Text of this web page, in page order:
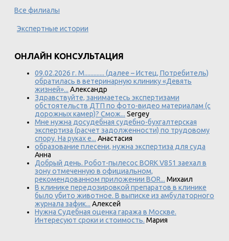
Все филиалы
Экспертные истории
ОНЛАЙН КОНСУЛЬТАЦИЯ
09.02.2026 г. М............. (далее – Истец, Потребитель)
обратилась в ветеринарную клинику «Девять
жизней»... Александр
Здравствуйте, занимаетесь экспертизами
обстоятельств ДТП по фото-видео материалам (с
дорожных камер)? Смож... Sergey
Мне нужна досудебная судебно-бухгалтерская
экспертиза (расчет задолженности) по трудовому
спору. На руках е... Анастасия
образование плесени, нужна экспертиза для суда
Анна
Добрый день. Робот-пылесос BORK V851 заехал в
зону отмеченную в официальном,
рекомендованном приложении BOR... Михаил
В клинике передозировкой препаратов в клинике
было убито животное. В выписке из амбулаторного
журнала зафик... Алексей
Нужна Судебная оценка гаража в Москве.
Интересуют сроки и стоимость. Мария